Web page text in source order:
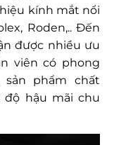
kính mắt nổi
Roden,.. Đến
được nhiều ưu
viên có phong
phẩm chất
độ hậu mãi chu